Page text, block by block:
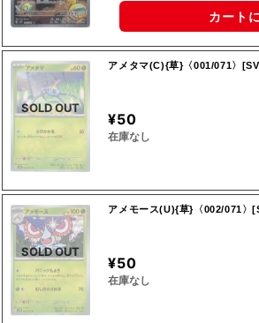
カート
SOLD OUT
アメタマ(C){草}〈001/071〉
¥50
在庫なし
SOLD OUT
アメモース(U){草}〈002/071〉
¥50
在庫なし